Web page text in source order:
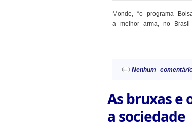
Monde, “o programa
a melhor arma, no
Nenhum
As bruxas e
a sociedade